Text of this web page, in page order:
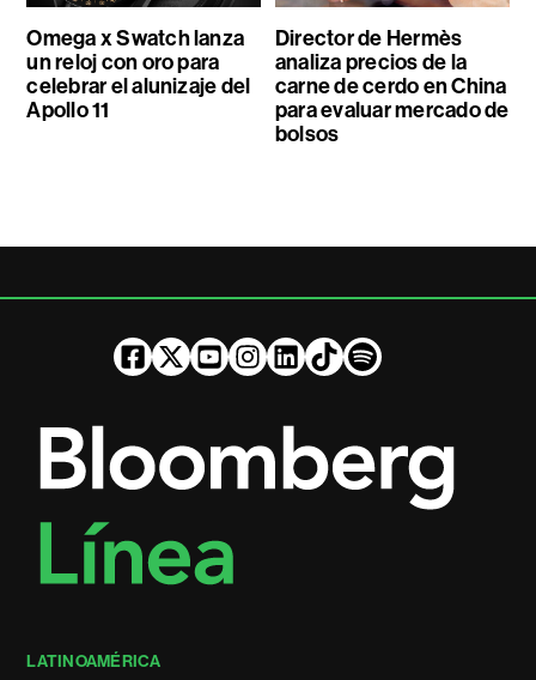
Omega x Swatch lanza
un reloj con oro para
celebrar el alunizaje del
Apollo 11
Director de Hermès
analiza precios de la
carne de cerdo en China
para evaluar mercado de
bolsos
LATINOAMÉRICA